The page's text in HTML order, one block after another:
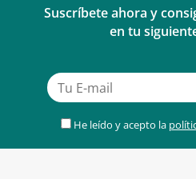
Suscríbete ahora y
en tu
He leído y acepto la